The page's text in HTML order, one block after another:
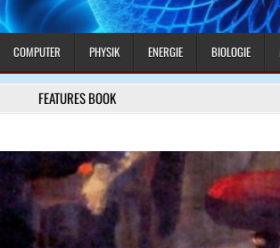
COMPUTER PHYSIK ENERGIE BIOLOGIE
FEATURES BOOK